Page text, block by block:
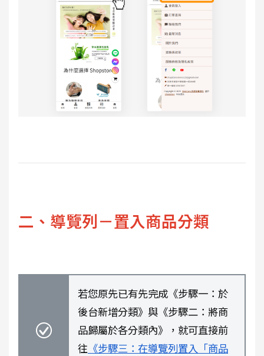
二、導覽列－置入商品分類
若您原先已有先完成《步驟一：於
後台新增分類》與《步驟二：將商
品歸屬於各分類內》，就可直接前
往 《步驟三：在導覽列置入「商品